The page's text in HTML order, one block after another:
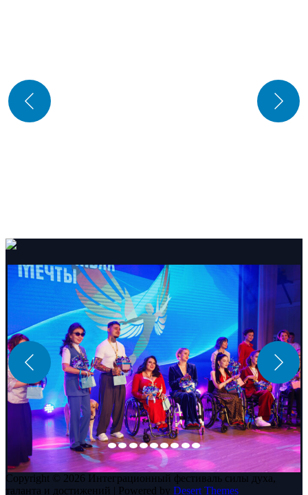
Copyright © 2026 Интеграционный фестиваль силы духа,
таланта и достижений | Powered by Desert Themes